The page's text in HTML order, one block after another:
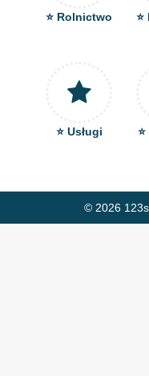
⭐ Rolnictwo
⭐ Usługi
© 2026